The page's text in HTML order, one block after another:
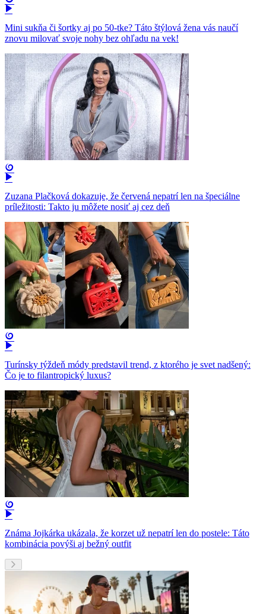
Mini sukňa či šortky aj po 50-tke? Táto štýlová žena vás naučí
znovu milovať svoje nohy bez ohľadu na vek!
Zuzana Plačková dokazuje, že červená nepatrí len na špeciálne
príležitosti: Takto ju môžete nosiť aj cez deň
Turínsky týždeň módy predstavil trend, z ktorého je svet nadšený:
Čo je to filantropický luxus?
Známa Jojkárka ukázala, že korzet už nepatrí len do postele: Táto
kombinácia povýši aj bežný outfit